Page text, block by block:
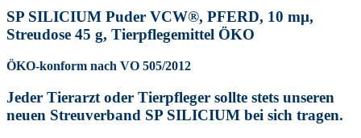
Insektenabweisend.
Menge
SP SILICIUM Puder VCW®, PFERD, 10 mµ,
Streudose 45 g, Tierpflegemittel ÖKO
ÖKO-konform nach VO 505/2012
Jeder Tierarzt oder Tierpfleger sollte stets unseren
neuen Streuverband SP SILICIUM bei sich tragen.